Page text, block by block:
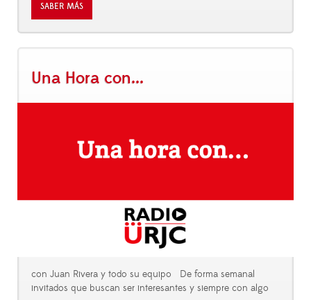
SABER MÁS
Una Hora con...
con Juan Rivera y todo su equipo De forma semanal
invitados que buscan ser interesantes y siempre con algo